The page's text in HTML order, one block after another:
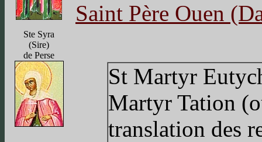
Ste Syra
(Sire)
de Perse
Saint Père Ouen
St Martyr
Martyr Tation
translation des